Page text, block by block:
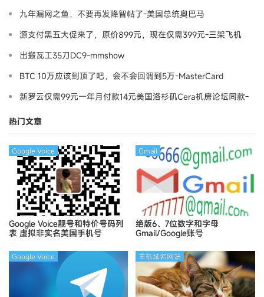
九年漏网之鱼，不要再发降智帖了-美国总统奥巴马
源支付黑五大促来了，原价899元，现在仅需399元-三架飞机
出搬瓦工35刀DC9-mmshow
BTC 10万应该到顶了吧，会不会回调到5万-MasterCard
新罗云仅需99元一年月付款14元美国洛杉矶Cera机房论坛同款-
热门文章
Google Voice靓号和特价号码列
表 虚拟非实名美国手机号
Google Voice
绝版6、7位数字和字母
Gmail/Google账号
Gmail
Google Voice 主机域名网站